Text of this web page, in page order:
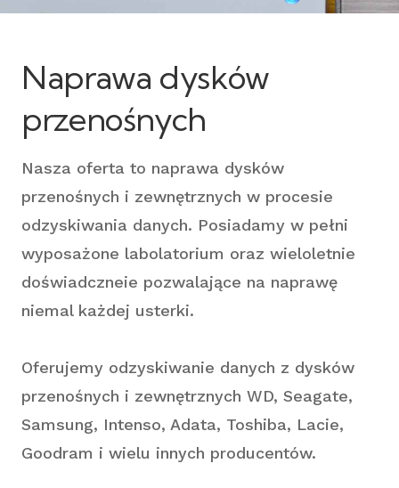
Naprawa dysków
przenośnych
Nasza oferta to naprawa dysków
przenośnych i zewnętrznych w procesie
odzyskiwania danych. Posiadamy w pełni
wyposażone labolatorium oraz wieloletnie
doświadczneie pozwalające na naprawę
niemal każdej usterki.
Oferujemy odzyskiwanie danych z dysków
przenośnych i zewnętrznych WD, Seagate,
Samsung, Intenso, Adata, Toshiba, Lacie,
Goodram i wielu innych producentów.